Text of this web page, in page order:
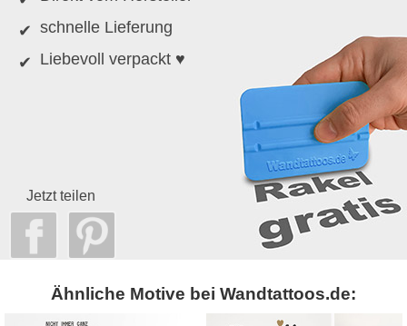
schnelle Lieferung
Liebevoll verpackt ♥
Jetzt teilen
Ähnliche Motive bei Wandtattoos.de: